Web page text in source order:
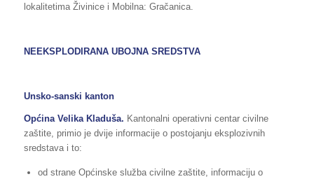
lokalitetima Živinice i Mobilna: Gračanica.
NEEKSPLODIRANA UBOJNA SREDSTVA
Unsko-sanski kanton
Općina Velika Kladuša. Kantonalni operativni centar civilne
zaštite, primio je dvije informacije o postojanju eksplozivnih
sredstava i to:
od strane Općinske služba civilne zaštite, informaciju o